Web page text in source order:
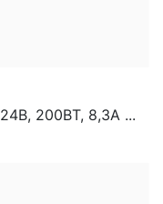
200ВТ, 8,3А ...